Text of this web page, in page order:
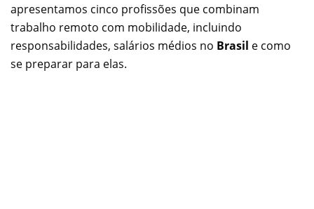
apresentamos cinco profissões que combinam
trabalho remoto com mobilidade, incluindo
responsabilidades, salários médios no Brasil e como
se preparar para elas.